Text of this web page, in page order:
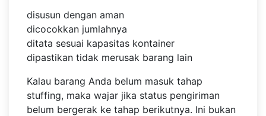
disusun dengan aman
dicocokkan jumlahnya
ditata sesuai kapasitas kontainer
dipastikan tidak merusak barang lain
Kalau barang Anda belum masuk tahap
stuffing, maka wajar jika status pengiriman
belum bergerak ke tahap berikutnya. Ini bukan